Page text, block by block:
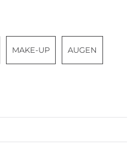
MAKE-UP AUGEN